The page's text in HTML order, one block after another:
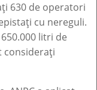
630 de operatori
cu nereguli.
litri de
considerați